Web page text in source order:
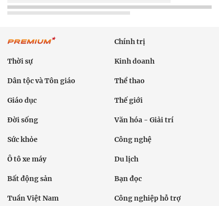
Chính trị
Thời sự Kinh doanh
Dân tộc và Tôn giáo Thể thao
Giáo dục Thế giới
Đời sống Văn hóa - Giải trí
Sức khỏe Công nghệ
Ô tô xe máy Du lịch
Bất động sản Bạn đọc
Tuần Việt Nam Công nghiệp hỗ trợ